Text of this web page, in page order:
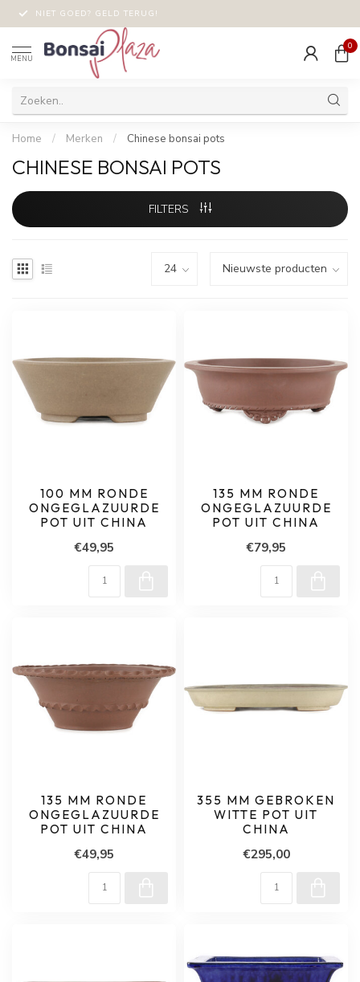
NIET GOED? GELD TERUG!
MENU
0
Home / Merken / Chinese bonsai pots
CHINESE BONSAI POTS
FILTERS
100 MM RONDE
ONGEGLAZUURDE
POT UIT CHINA
€49,95
135 MM RONDE
ONGEGLAZUURDE
POT UIT CHINA
€79,95
135 MM RONDE
ONGEGLAZUURDE
POT UIT CHINA
€49,95
355 MM GEBROKEN
WITTE POT UIT
CHINA
€295,00